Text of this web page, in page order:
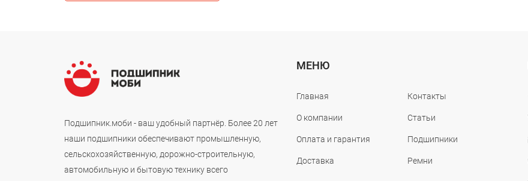
Подшипник.моби - ваш удобный партнёр. Более 20 лет
наши подшипники обеспечивают промышленную,
сельскохозяйственную, дорожно-строительную,
автомобильную и бытовую технику всего
МЕНЮ
Главная
О компании
Оплата и гарантия
Доставка
Контакты
Статьи
Подшипники
Ремни